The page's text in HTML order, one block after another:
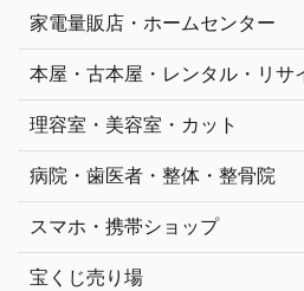
家電量販店・ホームセンター
本屋・古本屋・レンタル・リサ
理容室・美容室・カット
病院・歯医者・整体・整骨院
スマホ・携帯ショップ
宝くじ売り場